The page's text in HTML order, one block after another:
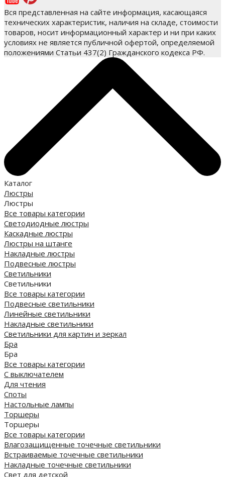
Вся представленная на сайте информация, касающаяся
технических характеристик, наличия на складе, стоимости
товаров, носит информационный характер и ни при каких
условиях не является публичной офертой, определяемой
положениями Статьи 437(2) Гражданского кодекса РФ.
Каталог
Люстры
Люстры
Все товары категории
Светодиодные люстры
Каскадные люстры
Люстры на штанге
Накладные люстры
Подвесные люстры
Светильники
Светильники
Все товары категории
Подвесные светильники
Линейные светильники
Накладные светильники
Светильники для картин и зеркал
Бра
Бра
Все товары категории
С выключателем
Для чтения
Споты
Настольные лампы
Торшеры
Торшеры
Все товары категории
Влагозащищенные точечные светильники
Встраиваемые точечные светильники
Накладные точечные светильники
Свет для детской